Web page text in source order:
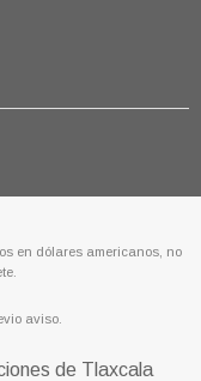
en dólares americanos, no
aviso.
de Tlaxcala